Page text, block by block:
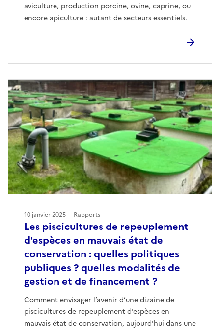
aviculture, production porcine, ovine, caprine, ou
encore apiculture : autant de secteurs essentiels.
Les piscicultures de repeuplement
d'espèces en mauvais état de
conservation : quelles politiques
publiques ? quelles modalités de
gestion et de financement ?
Comment envisager l’avenir d’une dizaine de
piscicultures de repeuplement d’espèces en
mauvais état de conservation, aujourd’hui dans une
10 janvier 2025 Rapports